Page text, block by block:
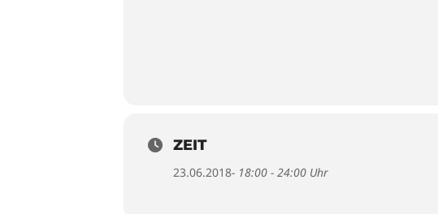
ZEIT
23.06.2018- 18:00 - 24:00 Uhr